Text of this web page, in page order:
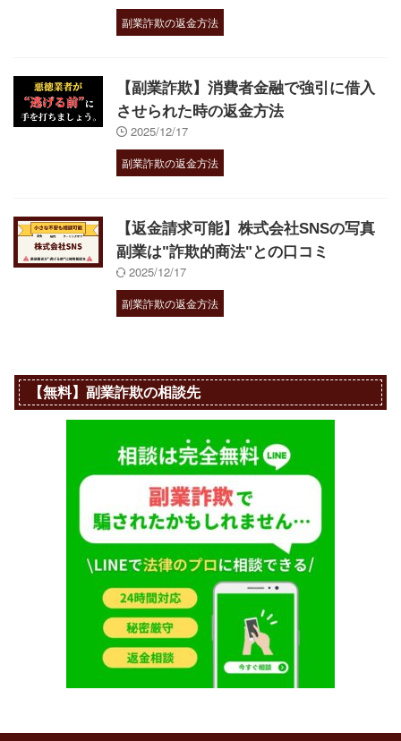
副業詐欺の返金方法
【副業詐欺】消費者金融で強引に借入
させられた時の返金方法
2025/12/17
副業詐欺の返金方法
【返金請求可能】株式会社SNSの写真
副業は"詐欺的商法"との口コミ
2025/12/17
副業詐欺の返金方法
【無料】副業詐欺の相談先